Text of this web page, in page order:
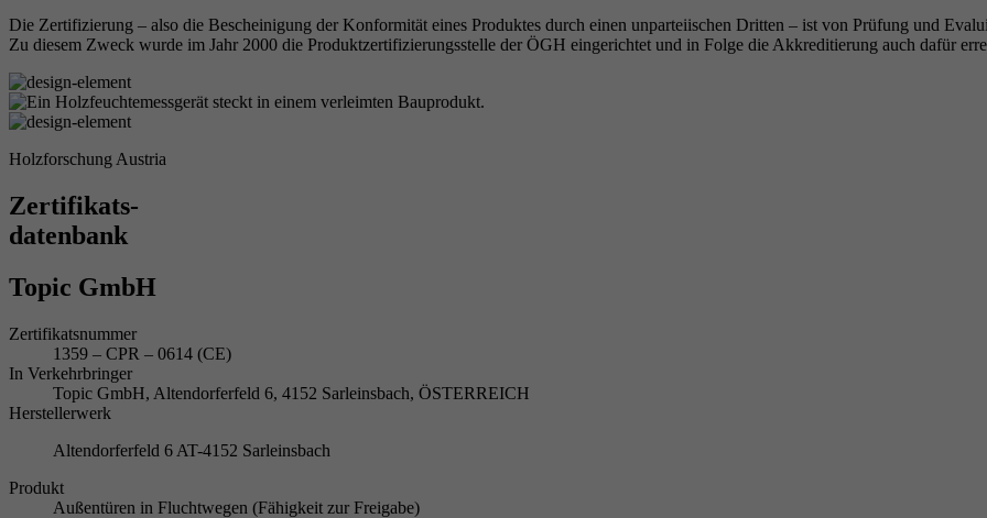
Die Zertifizierung – also die Bescheinigung der Konformität eines Produktes durch einen unparteiischen Dritten – ist von Prüfung und
Zu diesem Zweck wurde im Jahr 2000 die Produktzertifizierungsstelle der ÖGH eingerichtet und in Folge die Akkreditierung auch dafür
Holzforschung Austria
Zertifikats-
datenbank
Topic GmbH
Zertifikatsnummer
1359 – CPR – 0614 (CE)
In Verkehrbringer
Topic GmbH, Altendorferfeld 6, 4152 Sarleinsbach, ÖSTERREICH
Herstellerwerk
Altendorferfeld 6 AT-4152 Sarleinsbach
Produkt
Außentüren in Fluchtwegen (Fähigkeit zur Freigabe)